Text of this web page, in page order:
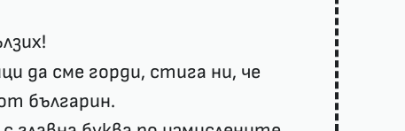
да сме горди, стига ни, че
българин.